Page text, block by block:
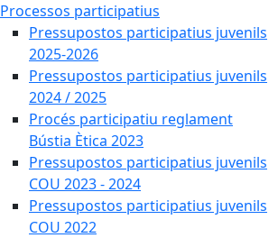
Processos participatius
Pressupostos participatius juvenils
2025-2026
Pressupostos participatius juvenils
2024 / 2025
Procés participatiu reglament
Bústia Ètica 2023
Pressupostos participatius juvenils
COU 2023 - 2024
Pressupostos participatius juvenils
COU 2022